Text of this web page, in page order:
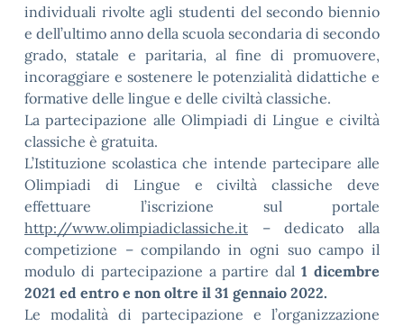
individuali rivolte agli studenti del secondo biennio
e dell’ultimo anno della scuola secondaria di secondo
grado, statale e paritaria, al fine di promuovere,
incoraggiare e sostenere le potenzialità didattiche e
formative delle lingue e delle civiltà classiche.
La partecipazione alle Olimpiadi di Lingue e civiltà
classiche è gratuita.
L’Istituzione scolastica che intende partecipare alle
Olimpiadi di Lingue e civiltà classiche deve
effettuare l’iscrizione sul portale
http://www.olimpiadiclassiche.it – dedicato alla
competizione – compilando in ogni suo campo il
modulo di partecipazione a partire dal1 dicembre
2021 ed entro e non oltre il 31 gennaio 2022.
Le modalità di partecipazione e l’organizzazione